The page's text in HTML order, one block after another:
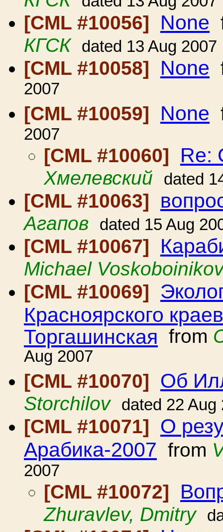
[CML #10056] None
КГСК
dated 13 Aug 2007
[CML #10058] None
2007
[CML #10059]
None
2007
[CML #10060] Re:
Хмелевский dated
[CML #10063]
Агапов dated 15 Aug
[CML #10067]
Michael
[CML #10069]
Красноярского
Торгашинская from
Aug 2007
[CML #10070]
Об
Storchilov dated 22 Aug
[CML #10071]
О
Арабика-2007 from
2007
[CML #10072]
Zhuravlev, Dmitry